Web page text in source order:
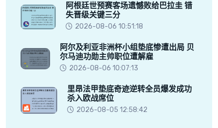
阿根廷世预赛客场遗憾败给巴拉圭 错
失晋级关键三分
2026-08-06 10:51:18
阿尔及利亚非洲杯小组垫底惨遭出局 贝
尔马迪功勋主帅职位遭解雇
2026-08-06 10:07:13
里昂法甲垫底奇迹逆转全员爆发成功
杀入欧战席位
2026-08-05 12:58:42